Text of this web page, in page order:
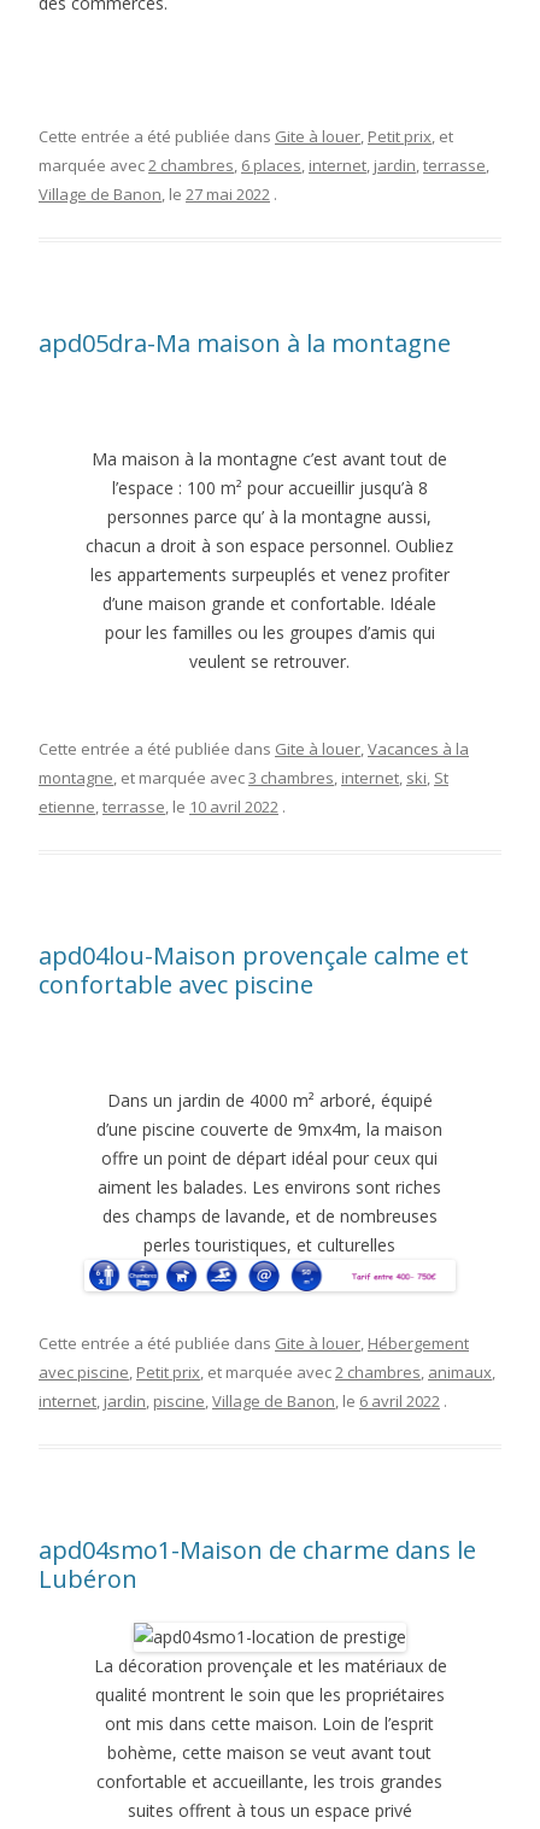
Cette entrée a été publiée dans Gite à louer, Petit prix, et
marquée avec2 chambres, 6 places, internet, jardin,terrasse,
Village de Banon, le 27 mai 2022 .
apd05dra-Ma maison à la montagne
Ma maison à la montagne c’est avant tout de
l’espace : 100 m² pour accueillir jusqu’à 8
personnes parce qu’ à la montagne aussi,
chacun a droit à son espace personnel. Oubliez
les appartements surpeuplés et venez profiter
d’une maison grande et confortable. Idéale
pour les familles ou les groupes d’amis qui
veulent se retrouver.
Cette entrée a été publiée dans Gite à louer,Vacances à la
montagne, et marquée avec3 chambres, internet, ski, St
etienne,terrasse, le 10 avril 2022 .
apd04lou-Maison provençale calme et
confortable avec piscine
Dans un jardin de 4000 m² arboré, équipé
d’une piscine couverte de 9mx4m, la maison
offre un point de départ idéal pour ceux qui
aiment les balades. Les environs sont riches
des champs de lavande, et de nombreuses
perles touristiques, et culturelles
Cette entrée a été publiée dans Gite à louer, Hébergement
avec piscine, Petit prix, et marquée avec2 chambres, animaux,
internet, jardin, piscine,Village de Banon, le 6 avril 2022 .
apd04smo1-Maison de charme dans le
Lubéron
La décoration provençale et les matériaux de
qualité montrent le soin que les propriétaires
ont mis dans cette maison. Loin de l’esprit
bohème, cette maison se veut avant tout
confortable et accueillante, les trois grandes
suites offrent à tous un espace privé